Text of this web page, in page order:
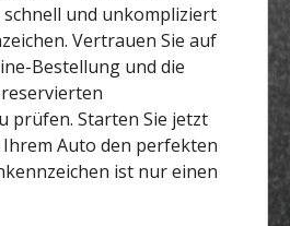
schnell und unkompliziert
Vertrauen Sie auf
Bestellung und die
prüfen. Starten Sie jetzt
Auto den perfekten
ist nur einen